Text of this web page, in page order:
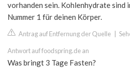
vorhanden sein. Kohlenhydrate sind
Nummer 1 für deinen Körper.
Antrag auf Entfernung der Quelle
Antwort auf foodspring.de an
Was bringt 3 Tage Fasten?